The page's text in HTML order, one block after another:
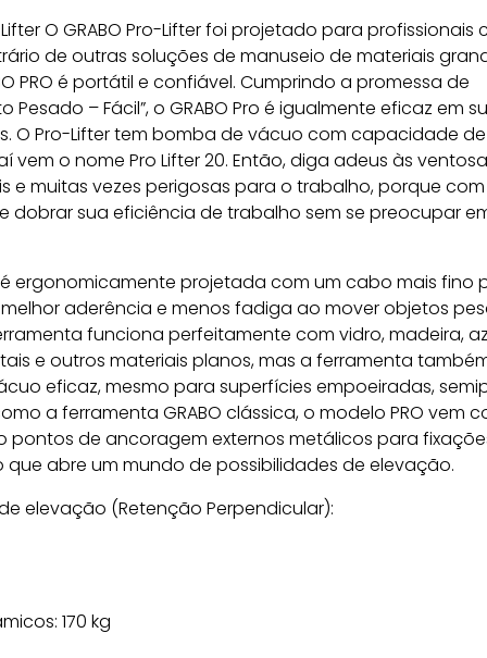
Lifter O GRABO Pro-Lifter foi projetado para profissionais
de outras soluções de manuseio de materiais
PRO é portátil e confiável. Cumprindo a promessa de
Pesado – Fácil”, o GRABO Pro é igualmente eficaz em
O Pro-Lifter tem bomba de vácuo com capacidade de
vem o nome Pro Lifter 20. Então, diga adeus às
e muitas vezes perigosas para o trabalho, porque com
dobrar sua eficiência de trabalho sem se preocupar
ergonomicamente projetada com um cabo mais fino
aderência e menos fadiga ao mover objetos
funciona perfeitamente com vidro, madeira,
e outros materiais planos, mas a ferramenta
eficaz, mesmo para superfícies empoeiradas,
a ferramenta GRABO clássica, o modelo PRO vem
pontos de ancoragem externos metálicos para
que abre um mundo de possibilidades de elevação.
elevação (Retenção Perpendicular):
170 kg